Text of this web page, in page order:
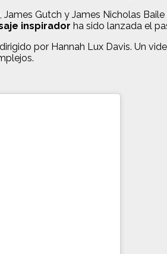
James Gutch y James Nicholas
inspirador ha sido lanzada el
por Hannah Lux Davis. Un